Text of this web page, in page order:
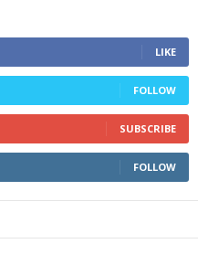
LIKE
FOLLOW
SUBSCRIBE
FOLLOW